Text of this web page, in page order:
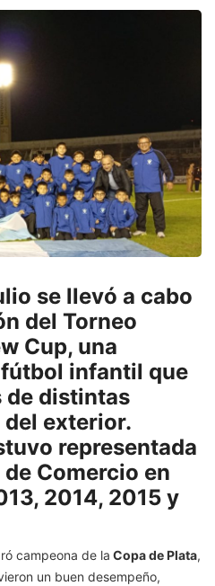
se llevó a cabo
del Torneo
Cup, una
infantil que
de distintas
exterior.
representada
Comercio en
2014, 2015 y
campeona de la Copa de Plata,
un buen desempeño,